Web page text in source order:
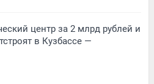
центр за 2 млрд рублей и
в Кузбассе —